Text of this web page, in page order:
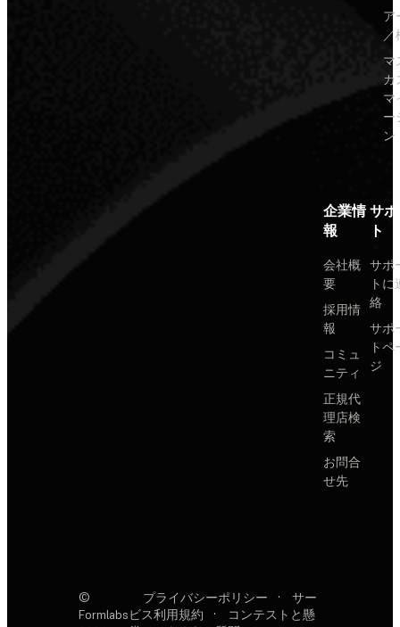
ア
／
マ
カ
マ
ー
ン
企業情
報
会社概
要
採用情
報
コミュ
ニティ
正規代
理店検
索
お問合
せ先
サ
ト
サポ
トに
絡
サポ
トペ
ジ
©
Formlabs
プライバシーポリシー ·
サー
ビス利用規約
·
コンテストと懸